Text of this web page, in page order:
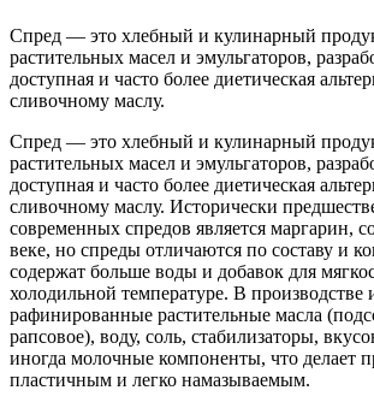
Спред — это хлебный и кулинарный
растительных масел и эмульгаторов,
доступная и часто более диетическая
сливочному маслу.
Спред — это хлебный и кулинарный
растительных масел и эмульгаторов,
доступная и часто более диетическая
сливочному маслу. Исторически
современных спредов является маргарин,
веке, но спреды отличаются по составу и
содержат больше воды и добавок для
холодильной температуре. В производстве
рафинированные растительные масла
рапсовое), воду, соль, стабилизаторы,
иногда молочные компоненты, что делает
пластичным и легко намазываемым.